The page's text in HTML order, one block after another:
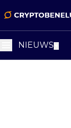
NIEUWS